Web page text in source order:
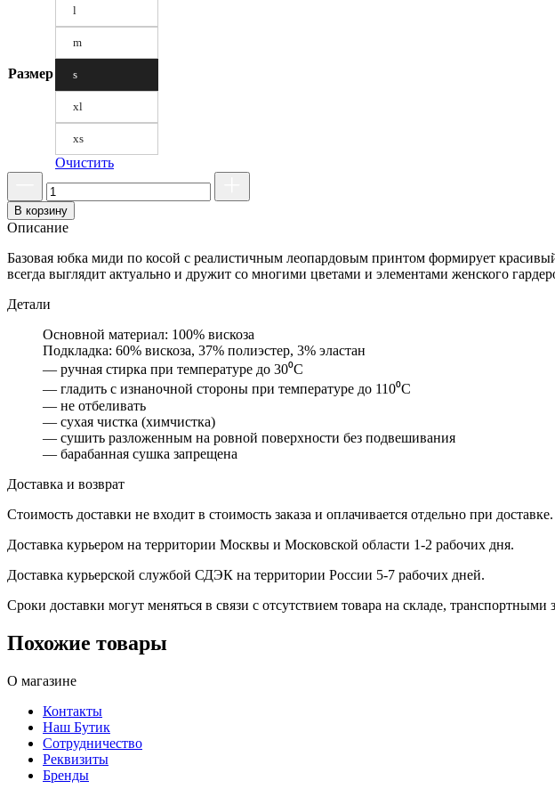
Размер
l
m
s
xl
xs
Очистить
В корзину
Описание
Базовая юбка миди по косой с реалистичным леопардовым принтом формирует
всегда выглядит актуально и дружит со многими цветами и элементами женского
Детали
Основной материал: 100% вискоза
Подкладка: 60% вискоза, 37% полиэстер, 3% эластан
— ручная стирка при температуре до 30⁰С
— гладить с изнаночной стороны при температуре до 110⁰С
— не отбеливать
— сухая чистка (химчистка)
— сушить разложенным на ровной поверхности без подвешивания
— барабанная сушка запрещена
Доставка и возврат
Стоимость доставки не входит в стоимость заказа и оплачивается отдельно при доставке.
Доставка курьером на территории Москвы и Московской области 1-2 рабочих дня.
Доставка курьерской службой СДЭК на территории России 5-7 рабочих дней.
Сроки доставки могут меняться в связи с отсутствием товара на складе,
Похожие товары
О магазине
Контакты
Наш Бутик
Сотрудничество
Реквизиты
Бренды